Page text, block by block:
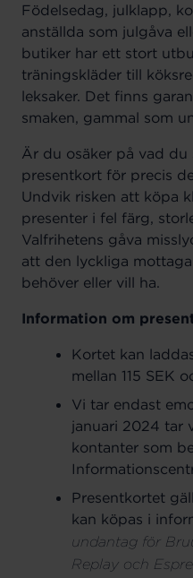
Födelsedag, julklapp,
anställda som julgåva
butiker har ett stort
träningskläder till
leksaker. Det finns
smaken, gammal som
Är du osäker på vad du
presentkort för precis
Undvik risken att köpa
presenter i fel färg,
Valfrihetens gåva
att den lyckliga
behöver eller vill ha.
Information om
Kortet kan
mellan 115 SEK
Vi tar endast
januari 2024 tar
kontanter som
Presentkortet
kan köpas i
undantag för
Replay och